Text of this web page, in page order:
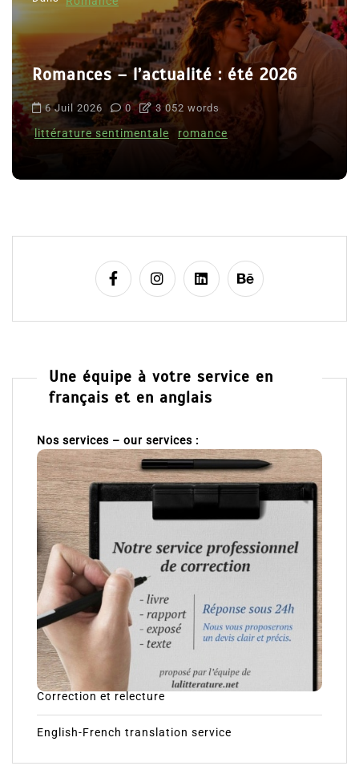
Romances – l’actualité : été 2026
6 Juil 2026 0 3 052 words
littérature sentimentale romance
Une équipe à votre service en
français et en anglais
Nos services – our services :
Correction et relecture
English-French translation service